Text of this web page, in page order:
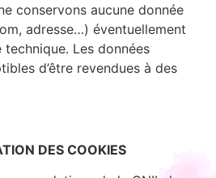
conservons aucune donnée
adresse…) éventuellement
Les données
d’être revendues à des
DES COOKIES